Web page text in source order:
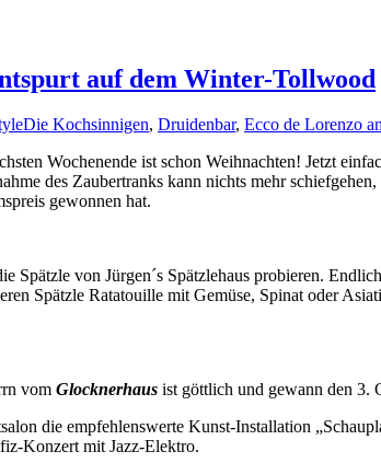
auf dem Winter-Tollwood
Die Kochsinnigen, Druidenbar, Ecco de Lorenzo
Wochenende ist schon Weihnachten! Jetzt
des Zaubertranks kann nichts mehr
gewonnen hat.
Spätzle von Jürgen´s Spätzlehaus probieren.
Spätzle Ratatouille mit Gemüse, Spinat oder
vom Glocknerhaus ist göttlich und gewann den 3.
die empfehlenswerte Kunst-Installation
Konzert mit Jazz-Elektro.